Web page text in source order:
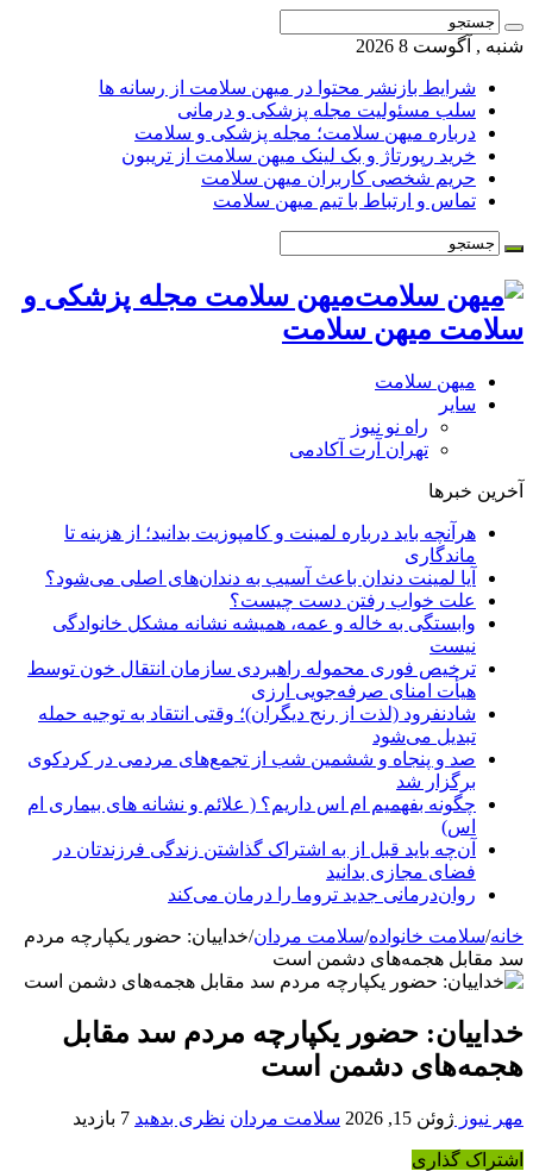
شنبه , آگوست 8 2026
شرایط بازنشر محتوا در میهن سلامت از رسانه ها
سلب مسئولیت مجله پزشکی و درمانی
درباره میهن سلامت؛ مجله پزشکی و سلامت
خرید رپورتاژ و بک لینک میهن سلامت از تریبون
حریم شخصی کاربران میهن سلامت
تماس و ارتباط با تیم میهن سلامت
میهن سلامت مجله پزشکی و
سلامت میهن سلامت
میهن سلامت
سایر
راه نو نیوز
تهران آرت آکادمی
آخرین خبرها
هرآنچه باید درباره لمینت و کامپوزیت بدانید؛ از هزینه تا
ماندگاری
آیا لمینت دندان باعث آسیب به دندان‌های اصلی می‌شود؟
علت خواب رفتن دست چیست؟
وابستگی به خاله و عمه، همیشه نشانه مشکل خانوادگی
نیست
ترخیص فوری محموله راهبردی سازمان انتقال خون توسط
هیأت امنای صرفه‌جویی ارزی
شادنفرود (لذت از رنج دیگران)؛ وقتی انتقاد به توجیه حمله
تبدیل می‌شود
صد و پنجاه‌ و ششمین شب از تجمع‌های مردمی در کردکوی
برگزار شد
چگونه بفهمیم ام اس داریم؟ ( علائم و نشانه های بیماری ام
اس)
آن‌چه باید قبل از به اشتراک گذاشتن زندگی فرزندتان در
فضای مجازی بدانید
روان‌درمانی جدید تروما را درمان می‌کند
خانه/سلامت خانواده/سلامت مردان/خداییان: حضور یکپارچه مردم
سد مقابل هجمه‌های دشمن است
خداییان: حضور یکپارچه مردم سد مقابل
هجمه‌های دشمن است
مهر نیوز ژوئن 15, 2026 سلامت مردان نظری بدهید 7 بازدید
اشتراک گذاری